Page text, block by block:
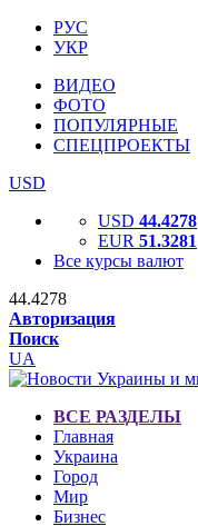
РУС
УКР
ВИДЕО
ФОТО
ПОПУЛЯРНЫЕ
СПЕЦПРОЕКТЫ
USD
USD 44.4278
EUR 51.3281
Все курсы валют
44.4278
Авторизация
Поиск
UA
ВСЕ РАЗДЕЛЫ
Главная
Украина
Город
Мир
Бизнес